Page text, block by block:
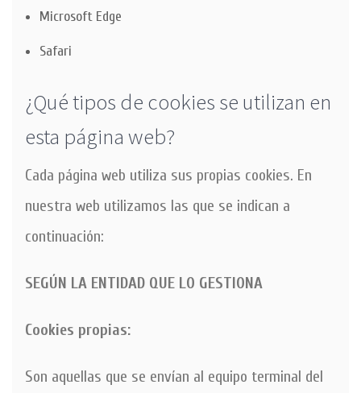
Microsoft Edge
Safari
¿Qué tipos de cookies se utilizan en
esta página web?
Cada página web utiliza sus propias cookies. En
nuestra web utilizamos las que se indican a
continuación:
SEGÚN LA ENTIDAD QUE LO GESTIONA
Cookies propias:
Son aquellas que se envían al equipo terminal del